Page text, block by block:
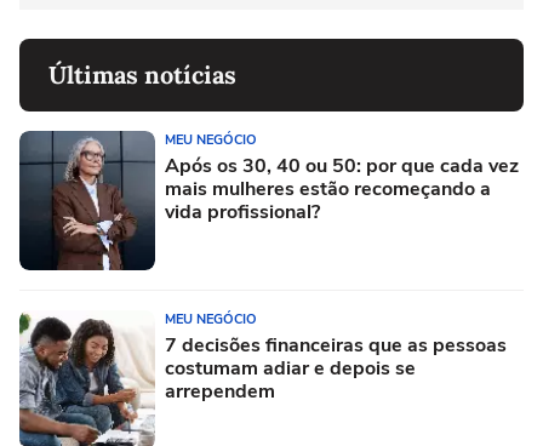
Últimas notícias
MEU NEGÓCIO
Após os 30, 40 ou 50: por que cada vez
mais mulheres estão recomeçando a
vida profissional?
MEU NEGÓCIO
7 decisões financeiras que as pessoas
costumam adiar e depois se
arrependem